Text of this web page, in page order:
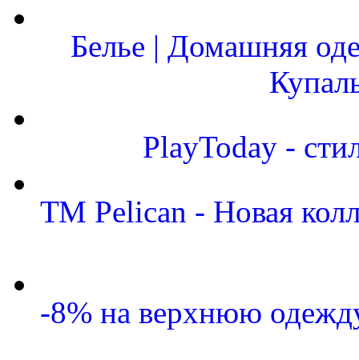
Белье | Домашняя
PlayToday -
ТМ Pelican - Новая
-8% на верхнюю